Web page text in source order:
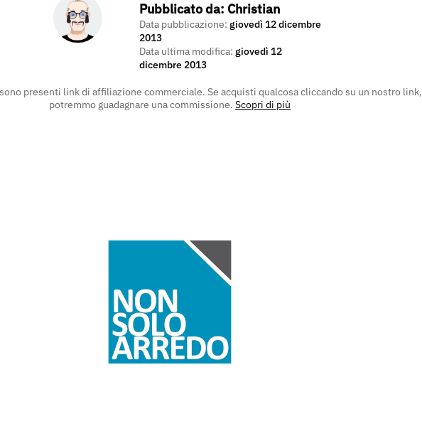
Pubblicato da: Christian
Data pubblicazione: giovedì 12 dicembre
2013
Data ultima modifica: giovedì 12
dicembre 2013
presenti link di affiliazione commerciale. Se acquisti qualcosa cliccando su un nostro link,
potremmo guadagnare una commissione. Scopri di più